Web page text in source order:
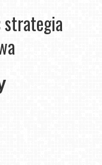
strategia